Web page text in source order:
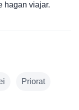
hagan viajar.
Priorat